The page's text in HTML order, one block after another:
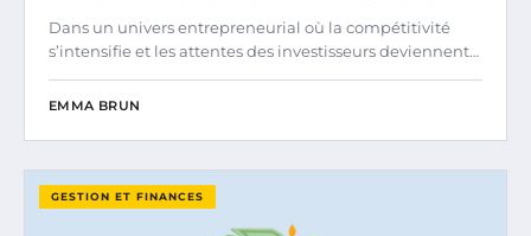
Dans un univers entrepreneurial où la compétitivité
s’intensifie et les attentes des investisseurs deviennent…
EMMA BRUN
GESTION ET FINANCES